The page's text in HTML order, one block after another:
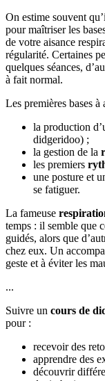
On estime souvent
pour maîtriser les
de votre aisance
régularité. Certaines
quelques séances,
à fait normal.
Les premières bases
la production
didgeridoo) ;
la gestion de la
les premiers
une posture et
se fatiguer.
La fameuse
temps : il semble que
guidés, alors que
chez eux. Un
geste et à éviter les
...
Suivre un cours de
pour :
recevoir des
apprendre des
découvrir